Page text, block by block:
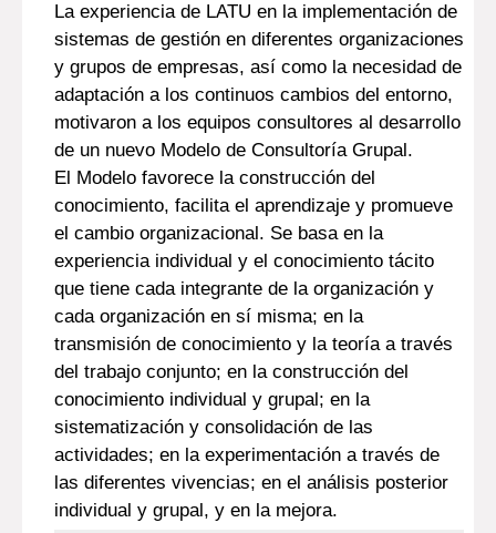
La experiencia de LATU en la implementación de
sistemas de gestión en diferentes organizaciones
y grupos de empresas, así como la necesidad de
adaptación a los continuos cambios del entorno,
motivaron a los equipos consultores al desarrollo
de un nuevo Modelo de Consultoría Grupal.
El Modelo favorece la construcción del
conocimiento, facilita el aprendizaje y promueve
el cambio organizacional. Se basa en la
experiencia individual y el conocimiento tácito
que tiene cada integrante de la organización y
cada organización en sí misma; en la
transmisión de conocimiento y la teoría a través
del trabajo conjunto; en la construcción del
conocimiento individual y grupal; en la
sistematización y consolidación de las
actividades; en la experimentación a través de
las diferentes vivencias; en el análisis posterior
individual y grupal, y en la mejora.